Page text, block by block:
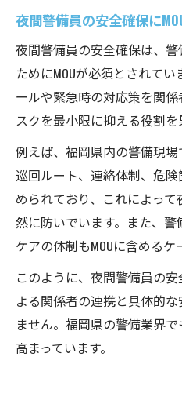
夜間警備員の安全確保に
夜間警備員の安全確保は、
ためにMOUが必須とされて
ールや緊急時の対応策を関
スクを最小限に抑える役割を
例えば、福岡県内の警備現場
巡回ルート、連絡体制、危
められており、これによっ
然に防いでいます。また、
ケアの体制もMOUに含めるケ
このように、夜間警備員の
よる関係者の連携と具体的
ません。福岡県の警備業界
高まっています。